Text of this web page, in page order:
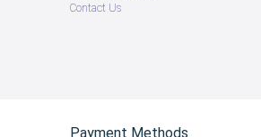
Contact Us
Payment Methods